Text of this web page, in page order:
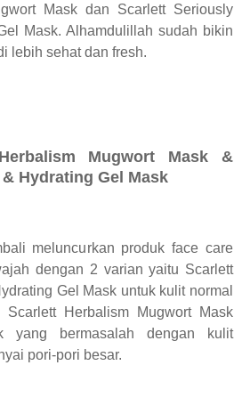
Mask dan Scarlett Seriously
Mask. Alhamdulillah sudah bikin
lebih sehat dan fresh.
Mugwort Mask &
Hydrating Gel Mask
meluncurkan produk face care
dengan 2 varian yaitu Scarlett
Gel Mask untuk kulit normal
Herbalism Mugwort Mask
yang bermasalah dengan kulit
pori-pori besar.